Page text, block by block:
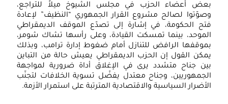
أعضاء الحزب في مجلس الشيوخ ميلاً للتراجع،
لصالح مشروع القرار الجمهوري “النظيف” لإعادة
الحكومة، في إشارة إلى تصدّع الموقف الديمقراطي
بينما تمسكت القيادة، وعلى رأسها تشاك شومر،
الرافض للتنازل أمام ضغوط إدارة ترامب، وبذلك
القول إن الحزب الديمقراطي يعيش حالة من التباين
جناح متشدد يرى في الإغلاق أداة ضرورية لمواجهة
وجناح معتدل يفضّل تسوية الخلافات لتجنّب
السياسية والاقتصادية المترتبة على استمرار الأزمة.